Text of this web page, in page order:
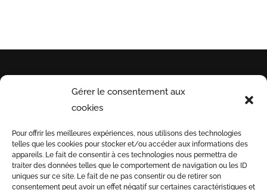
Gérer le consentement aux
cookies
Pour offrir les meilleures expériences, nous utilisons des technologies
telles que les cookies pour stocker et/ou accéder aux informations des
appareils. Le fait de consentir à ces technologies nous permettra de
traiter des données telles que le comportement de navigation ou les ID
uniques sur ce site. Le fait de ne pas consentir ou de retirer son
consentement peut avoir un effet négatif sur certaines caractéristiques et
INFORMATIONS
Conditions générales
de vente
Informations de
TOUTE
SÉCURITÉ
3D